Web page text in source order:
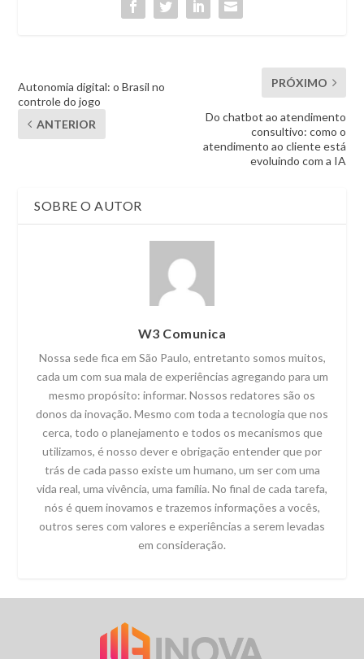
Autonomia digital: o Brasil no
controle do jogo
ANTERIOR
PRÓXIMO
Do chatbot ao atendimento
consultivo: como o
atendimento ao cliente está
evoluindo com a IA
SOBRE O AUTOR
W3 Comunica
Nossa sede fica em São Paulo, entretanto somos muitos,
cada um com sua mala de experiências agregando para um
mesmo propósito: informar. Nossos redatores são os
donos da inovação. Mesmo com toda a tecnologia que nos
cerca, todo o planejamento e todos os mecanismos que
utilizamos, é nosso dever e obrigação entender que por
trás de cada passo existe um humano, um ser com uma
vida real, uma vivência, uma família. No final de cada tarefa,
nós é quem inovamos e trazemos informações a vocês,
outros seres com valores e experiências a serem levadas
em consideração.